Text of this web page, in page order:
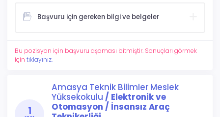
Başvuru için gereken bilgi ve belgeler
Bu pozisyon için başvuru aşaması bitmiştir. Sonuçları görmek
için tıklayınız.
1
Amasya Teknik Bilimler Meslek
Yüksekokulu / Elektronik ve
Otomasyon / İnsansız Araç